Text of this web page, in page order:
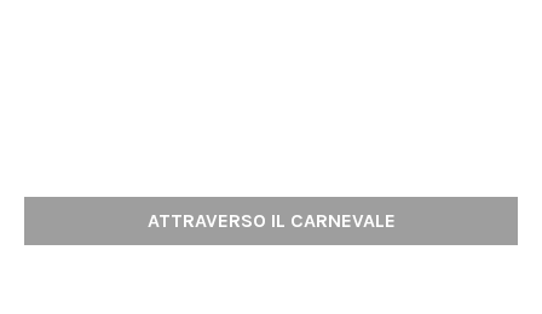
ATTRAVERSO IL CARNEVALE